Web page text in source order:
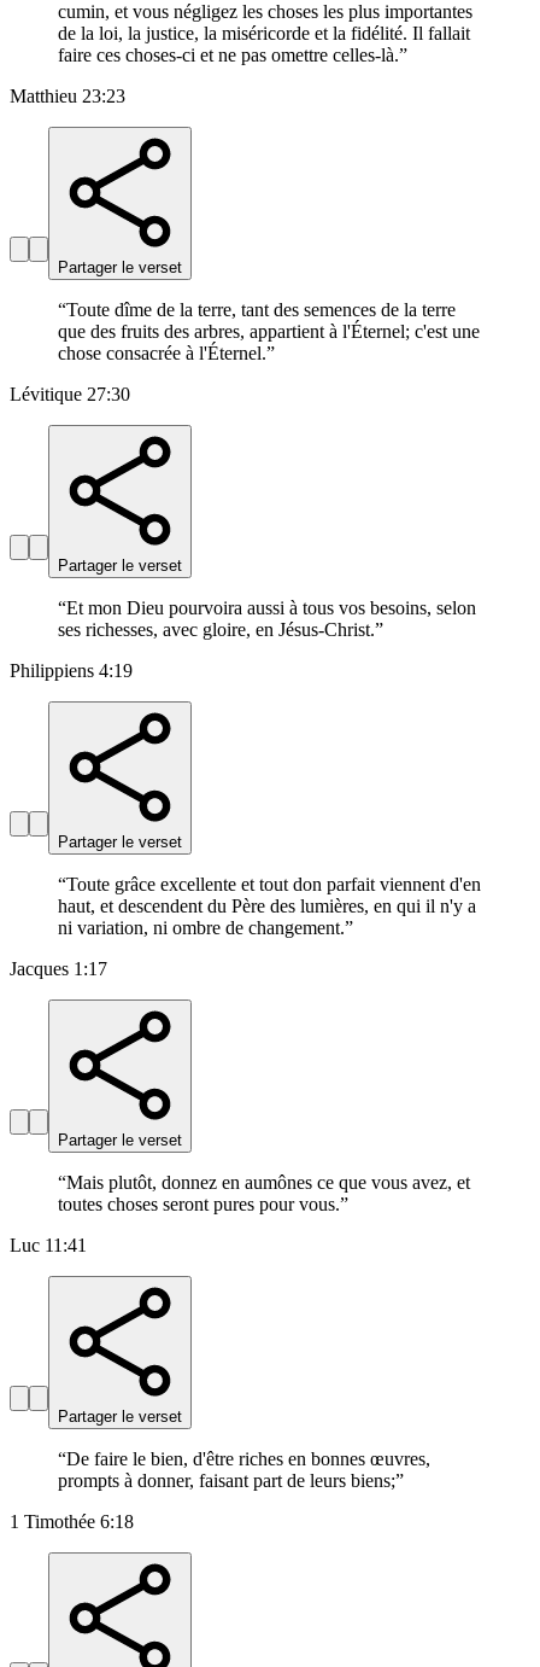
cumin, et vous négligez les choses les plus importantes
de la loi, la justice, la miséricorde et la fidélité. Il fallait
faire ces choses-ci et ne pas omettre celles-là.”
Matthieu 23:23
Partager le verset
“Toute dîme de la terre, tant des semences de la terre
que des fruits des arbres, appartient à l'Éternel; c'est une
chose consacrée à l'Éternel.”
Lévitique 27:30
Partager le verset
“Et mon Dieu pourvoira aussi à tous vos besoins, selon
ses richesses, avec gloire, en Jésus-Christ.”
Philippiens 4:19
Partager le verset
“Toute grâce excellente et tout don parfait viennent d'en
haut, et descendent du Père des lumières, en qui il n'y a
ni variation, ni ombre de changement.”
Jacques 1:17
Partager le verset
“Mais plutôt, donnez en aumônes ce que vous avez, et
toutes choses seront pures pour vous.”
Luc 11:41
Partager le verset
“De faire le bien, d'être riches en bonnes œuvres,
prompts à donner, faisant part de leurs biens;”
1 Timothée 6:18